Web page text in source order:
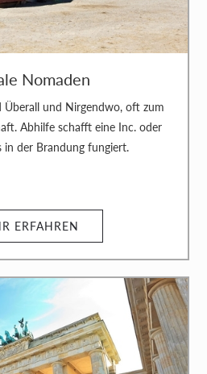
Nomaden
Überall und Nirgendwo, oft zum
Abhilfe schafft eine Inc. oder
in der Brandung fungiert.
ERFAHREN